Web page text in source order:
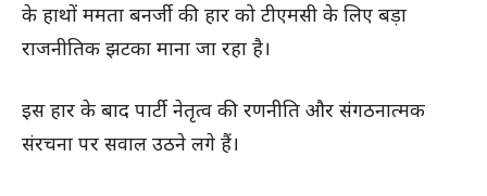
के हाथों ममता बनर्जी की हार को टीएमसी के लिए बड़ा
राजनीतिक झटका माना जा रहा है।
इस हार के बाद पार्टी नेतृत्व की रणनीति और संगठनात्मक
संरचना पर सवाल उठने लगे हैं।